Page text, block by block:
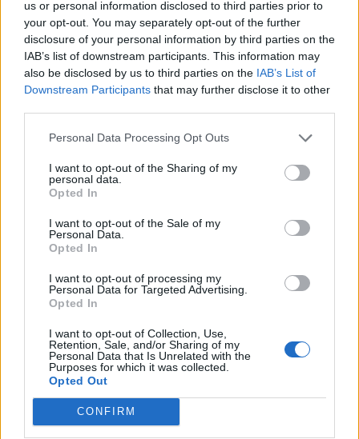
us or personal information disclosed to third parties prior to
your opt-out. You may separately opt-out of the further
disclosure of your personal information by third parties on the
IAB’s list of downstream participants. This information may
also be disclosed by us to third parties on the IAB’s List of
Downstream Participants that may further disclose it to other
Personal Data Processing Opt Outs
I want to opt-out of the Sharing of my
personal data.
Opted In
I want to opt-out of the Sale of my
Personal Data.
Opted In
I want to opt-out of processing my
Personal Data for Targeted Advertising.
Opted In
I want to opt-out of Collection, Use,
Retention, Sale, and/or Sharing of my
Personal Data that Is Unrelated with the
Purposes for which it was collected.
Opted Out
CONFIRM